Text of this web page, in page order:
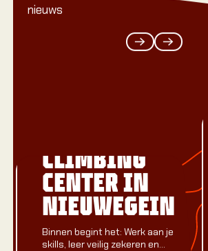
nieuws
CLIMBING
CENTER IN
NIEUWEGEIN
Binnen begint het: Werk aan je
skills, leer veilig zekeren en